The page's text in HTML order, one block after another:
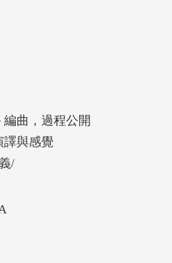
曲，過程公開
譯與感覺
/